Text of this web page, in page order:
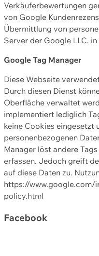
Verkäuferbewertungen
von Google
Übermittlung von
Server der Google LLC.
Google Tag Manager
Diese Webseite
Durch diesen Dienst
Oberfläche verwaltet
implementiert lediglich
keine Cookies eingesetzt
personenbezogenen
Manager löst andere
erfassen. Jedoch greift
auf diese Daten zu.
https://www.google.com/
policy.html
Facebook